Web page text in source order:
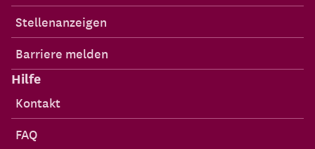
Stellenanzeigen
Barriere melden
Hilfe
Kontakt
FAQ